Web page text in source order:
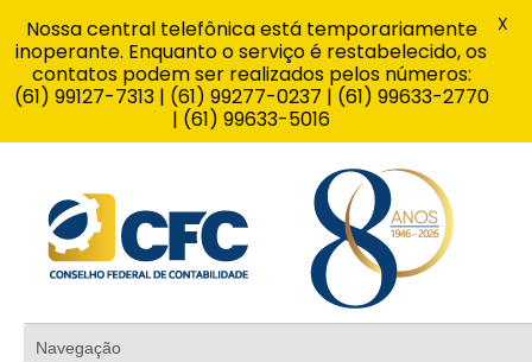
Nossa central telefônica está temporariamente
inoperante. Enquanto o serviço é restabelecido, os
contatos podem ser realizados pelos números:
(61) 99127-7313 | (61) 99277-0237 | (61) 99633-2770
| (61) 99633-5016
X